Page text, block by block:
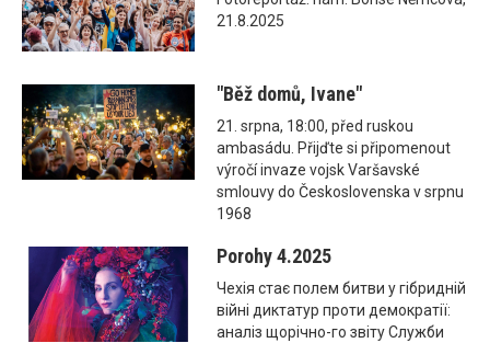
21.8.2025
"Běž domů, Ivane"
21. srpna, 18:00, před ruskou
ambasádu. Přijďte si připomenout
výročí invaze vojsk Varšavské
smlouvy do Československa v srpnu
1968
Porohy 4.2025
Чехія стає полем битви у гібридній
війні диктатур проти демократії:
аналіз щорічно-го звіту Служби